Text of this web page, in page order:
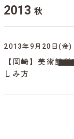
2013 秋
2013年9月20日(金)
【岡崎】美術館
しみ方